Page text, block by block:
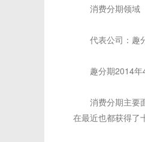
消费分期领域
代表公司：趣
趣分期2014年4
消费分期主要面
在最近也都获得了